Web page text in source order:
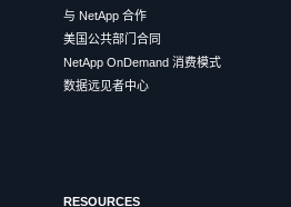
与 NetApp 合作
美国公共部门合同
NetApp OnDemand 消费模式
数据远见者中心
RESOURCES